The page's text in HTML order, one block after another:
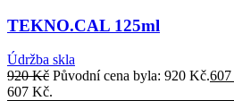
TEKNO.CAL 125ml
Údržba skla
920Kč Původní cena byla: 920 Kč.607
607 Kč.